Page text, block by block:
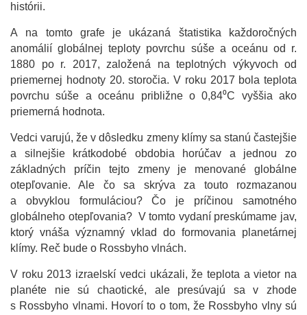
histórii.
A na tomto grafe je ukázaná štatistika každoročných
anomálií globálnej teploty povrchu súše a oceánu od r.
1880 po r. 2017, založená na teplotných výkyvoch od
priemernej hodnoty 20. storočia. V roku 2017 bola teplota
povrchu súše a oceánu približne o 0,84⁰C vyššia ako
priemerná hodnota.
Vedci varujú, že v dôsledku zmeny klímy sa stanú častejšie
a silnejšie krátkodobé obdobia horúčav a jednou zo
základných príčin tejto zmeny je menované globálne
otepľovanie. Ale čo sa skrýva za touto rozmazanou
a obvyklou formuláciou? Čo je príčinou samotného
globálneho otepľovania? V tomto vydaní preskúmame jav,
ktorý vnáša významný vklad do formovania planetárnej
klímy. Reč bude o Rossbyho vlnách.
V roku 2013 izraelskí vedci ukázali, že teplota a vietor na
planéte nie sú chaotické, ale presúvajú sa v zhode
s Rossbyho vlnami. Hovorí to o tom, že Rossbyho vlny sú